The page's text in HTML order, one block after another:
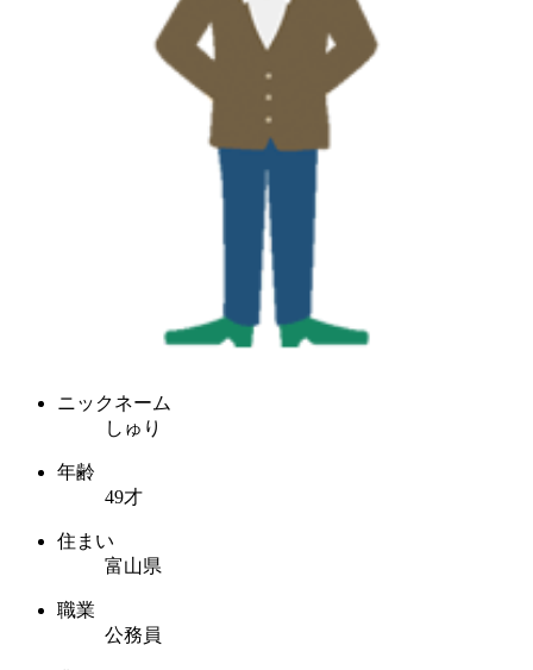
ニックネーム
しゅり
年齢
49才
住まい
富山県
職業
公務員